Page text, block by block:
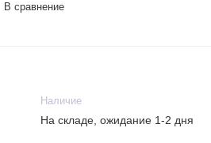
В сравнение
Наличие
На складе, ожидание 1-2 дня